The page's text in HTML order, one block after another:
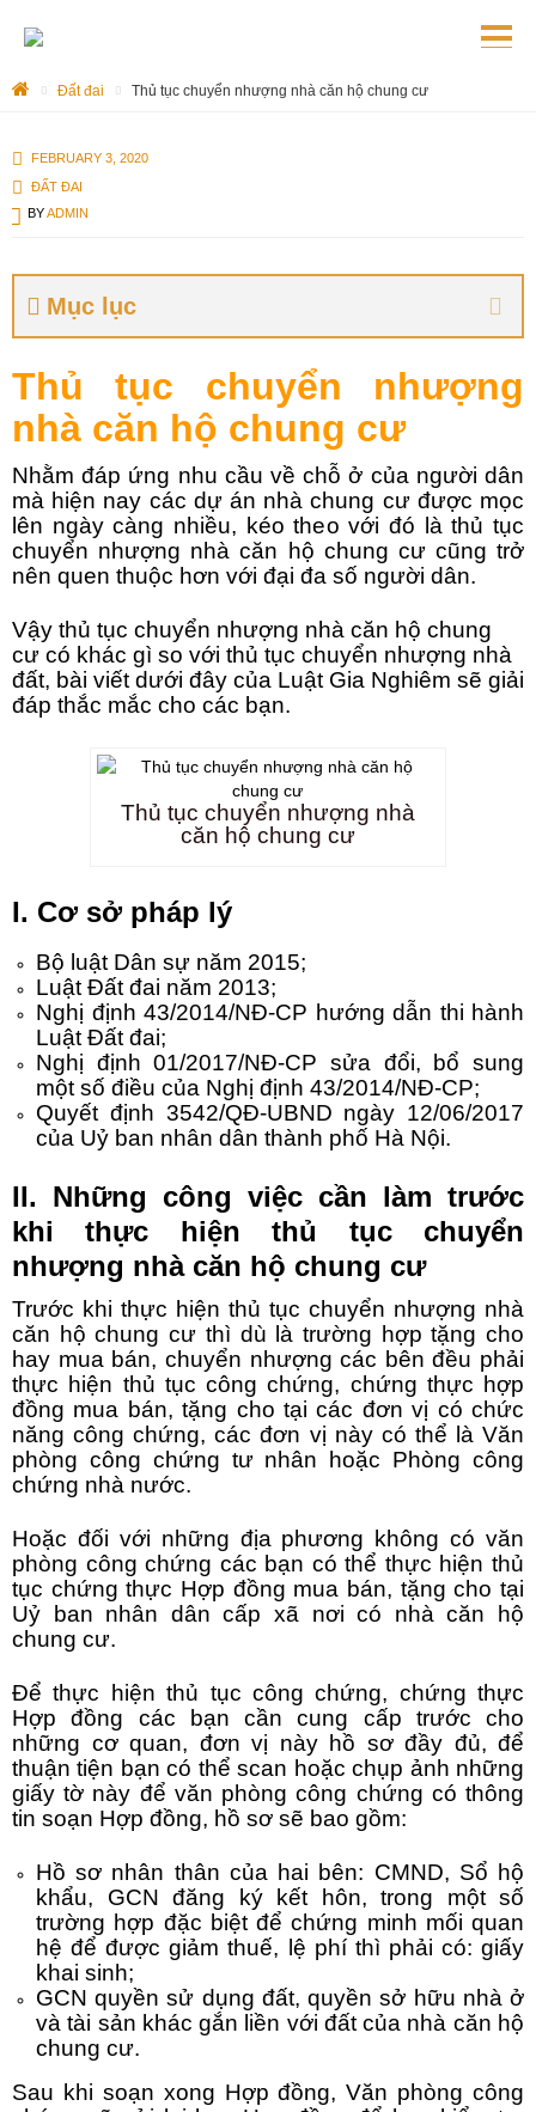
Đất đai Thủ tục chuyển nhượng nhà căn hộ chung cư
FEBRUARY 3, 2020
ĐẤT ĐAI
BYADMIN
Mục lục
Thủ tục chuyển nhượng
nhà căn hộ chung cư
Nhằm đáp ứng nhu cầu về chỗ ở của người dân
mà hiện nay các dự án nhà chung cư được mọc
lên ngày càng nhiều, kéo theo với đó là thủ tục
chuyển nhượng nhà căn hộ chung cư cũng trở
nên quen thuộc hơn với đại đa số người dân.
Vậy thủ tục chuyển nhượng nhà căn hộ chung
cư có khác gì so với thủ tục chuyển nhượng nhà
đất, bài viết dưới đây của Luật Gia Nghiêm sẽ giải
đáp thắc mắc cho các bạn.
Thủ tục chuyển nhượng nhà
căn hộ chung cư
I. Cơ sở pháp lý
Bộ luật Dân sự năm 2015;
Luật Đất đai năm 2013;
Nghị định 43/2014/NĐ-CP hướng dẫn thi hành
Luật Đất đai;
Nghị định 01/2017/NĐ-CP sửa đổi, bổ sung
một số điều của Nghị định 43/2014/NĐ-CP;
Quyết định 3542/QĐ-UBND ngày 12/06/2017
của Uỷ ban nhân dân thành phố Hà Nội.
II. Những công việc cần làm trước
khi thực hiện thủ tục chuyển
nhượng nhà căn hộ chung cư
Trước khi thực hiện thủ tục chuyển nhượng nhà
căn hộ chung cư thì dù là trường hợp tặng cho
hay mua bán, chuyển nhượng các bên đều phải
thực hiện thủ tục công chứng, chứng thực hợp
đồng mua bán, tặng cho tại các đơn vị có chức
năng công chứng, các đơn vị này có thể là Văn
phòng công chứng tư nhân hoặc Phòng công
chứng nhà nước.
Hoặc đối với những địa phương không có văn
phòng công chứng các bạn có thể thực hiện thủ
tục chứng thực Hợp đồng mua bán, tặng cho tại
Uỷ ban nhân dân cấp xã nơi có nhà căn hộ
chung cư.
Để thực hiện thủ tục công chứng, chứng thực
Hợp đồng các bạn cần cung cấp trước cho
những cơ quan, đơn vị này hồ sơ đầy đủ, để
thuận tiện bạn có thể scan hoặc chụp ảnh những
giấy tờ này để văn phòng công chứng có thông
tin soạn Hợp đồng, hồ sơ sẽ bao gồm:
Hồ sơ nhân thân của hai bên: CMND, Sổ hộ
khẩu, GCN đăng ký kết hôn, trong một số
trường hợp đặc biệt để chứng minh mối quan
hệ để được giảm thuế, lệ phí thì phải có: giấy
khai sinh;
GCN quyền sử dụng đất, quyền sở hữu nhà ở
và tài sản khác gắn liền với đất của nhà căn hộ
chung cư.
Sau khi soạn xong Hợp đồng, Văn phòng công